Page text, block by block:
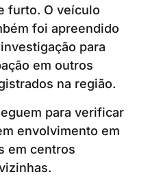
furto. O veículo
foi apreendido
para
em outros
na região.
para verificar
envolvimento em
em centros